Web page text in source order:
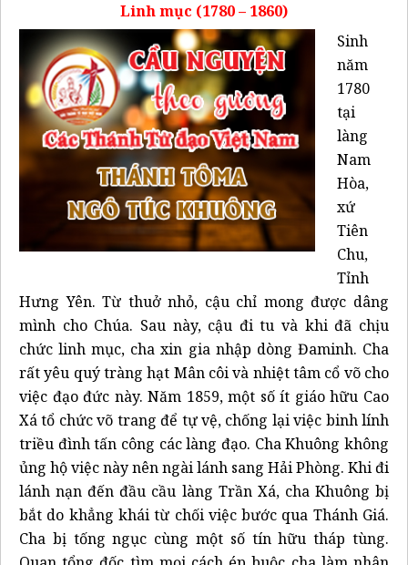
Linh mục (1780 – 1860)
Sinh
năm
1780
tại
làng
Nam
Hòa,
xứ
Tiên
Chu,
Tỉnh
Hưng Yên. Từ thuở nhỏ, cậu chỉ mong được dâng
mình cho Chúa. Sau này, cậu đi tu và khi đã chịu
chức linh mục, cha xin gia nhập dòng Đaminh. Cha
rất yêu quý tràng hạt Mân côi và nhiệt tâm cổ võ cho
việc đạo đức này. Năm 1859, một số ít giáo hữu Cao
Xá tổ chức võ trang để tự vệ, chống lại việc binh lính
triều đình tấn công các làng đạo. Cha Khuông không
ủng hộ việc này nên ngài lánh sang Hải Phòng. Khi đi
lánh nạn đến đầu cầu làng Trần Xá, cha Khuông bị
bắt do khẳng khái từ chối việc bước qua Thánh Giá.
Cha bị tống ngục cùng một số tín hữu tháp tùng.